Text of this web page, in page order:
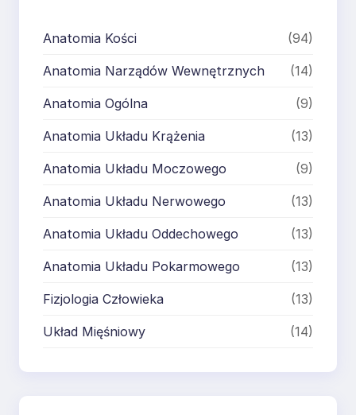
Anatomia Kości (94)
Anatomia Narządów Wewnętrznych (14)
Anatomia Ogólna (9)
Anatomia Układu Krążenia (13)
Anatomia Układu Moczowego (9)
Anatomia Układu Nerwowego (13)
Anatomia Układu Oddechowego (13)
Anatomia Układu Pokarmowego (13)
Fizjologia Człowieka (13)
Układ Mięśniowy (14)